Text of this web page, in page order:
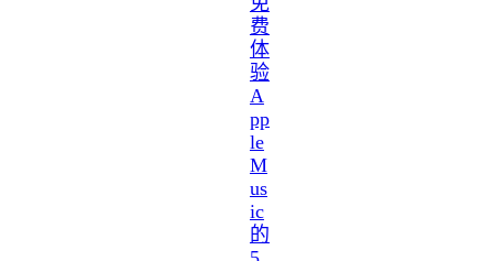
费
体
验
A
pp
le
M
us
ic
的